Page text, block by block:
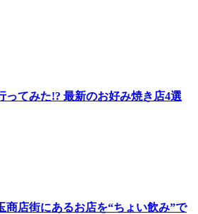
ってみた!? 最新のお好み焼き店4選
商店街にあるお店を“ちょい飲み”で